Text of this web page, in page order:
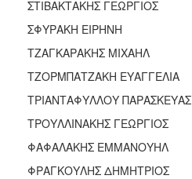
ΣΤΙΒΑΚΤΑΚΗΣ ΓΕΩΡΓΙΟΣ
ΣΦΥΡΑΚΗ ΕΙΡΗΝΗ
ΤΖΑΓΚΑΡΑΚΗΣ ΜΙΧΑΗΛ
ΤΖΟΡΜΠΑΤΖΑΚΗ ΕΥΑΓΓΕΛΙΑ
ΤΡΙΑΝΤΑΦΥΛΛΟΥ ΠΑΡΑΣΚΕΥΑΣ
ΤΡΟΥΛΛΙΝΑΚΗΣ ΓΕΩΡΓΙΟΣ
ΦΑΦΑΛΑΚΗΣ ΕΜΜΑΝΟΥΗΛ
ΦΡΑΓΚΟΥΛΗΣ ΔΗΜΗΤΡΙΟΣ